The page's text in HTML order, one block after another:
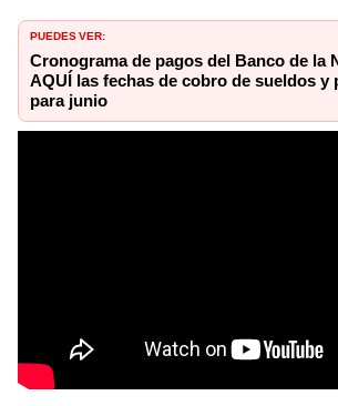
PUEDES VER:
Cronograma de pagos del Banco de la
AQUÍ las fechas de cobro de sueldos y
para junio